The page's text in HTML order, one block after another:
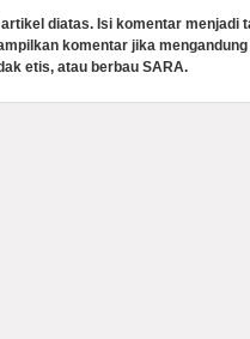
diatas. Isi komentar menjadi
komentar jika
etis, atau berbau SARA.